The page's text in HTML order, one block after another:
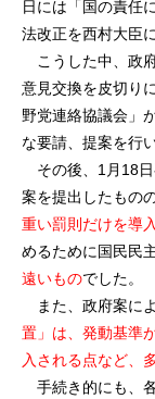
日には「国の責任
法改正を西村大臣
こうした中、政
意見交換を皮切り
野党連絡協議会」
な要請、提案を行
その後、1月18日
案を提出したもの
重い罰則だけを導
めるために国民民
遠いものでした。
また、政府案に
置」は、発動基準
入される点など、
手続き的にも、